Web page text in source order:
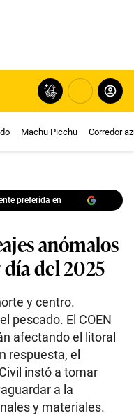
Machu Picchu Corredor
preferida en
anómalos
del 2025
y centro.
pescado. El COEN
afectando el litoral
respuesta, el
instó a tomar
a la
y materiales.